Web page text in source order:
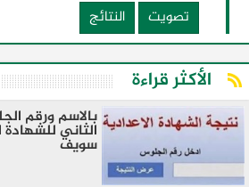
تصويت
النتائج
الأكثر قراءة
بالاسم ورقم
الثاني
سويف